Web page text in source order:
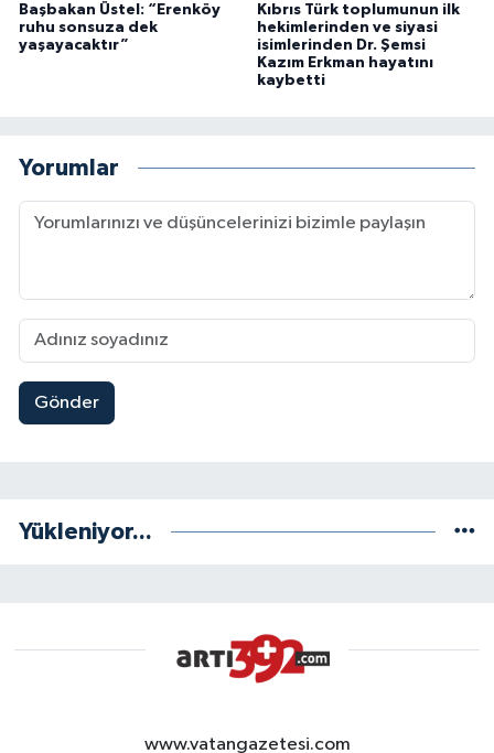
Başbakan Üstel: “Erenköy
ruhu sonsuza dek
yaşayacaktır”
Kıbrıs Türk toplumunun ilk
hekimlerinden ve siyasi
isimlerinden Dr. Şemsi
Kazım Erkman hayatını
kaybetti
Yorumlar
Gönder
Yükleniyor...
www.vatangazetesi.com